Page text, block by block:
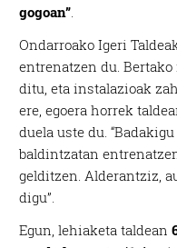
gogoan”
Ondarroako Igeri
entrenatzen du.
ditu, eta instalazioak
ere, egoera horrek
duela uste du.
baldintzatan
gelditzen. Alderantziz,
digu”.
Egun, lehiaketa taldean